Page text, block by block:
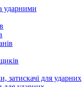
ударними
затискачі для ударних